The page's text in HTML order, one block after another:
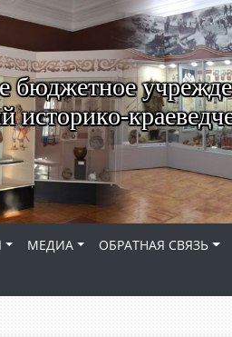
бюджетное
МЕДИА ОБРАТНАЯ СВЯЗЬ